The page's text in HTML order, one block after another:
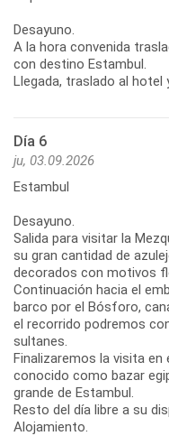
Desayuno.
A la hora convenida
con destino Estambul.
Llegada, traslado al hotel
Día 6
ju, 03.09.2026
Estambul
Desayuno.
Salida para visitar la
su gran cantidad de
decorados con motivos
Continuación hacia el
barco por el Bósforo,
el recorrido podremos
sultanes.
Finalizaremos la visita en
conocido como bazar
grande de Estambul.
Resto del día libre a su
Alojamiento.